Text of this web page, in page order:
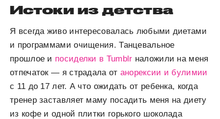
Истоки из детства
Я всегда живо интересовалась любыми диетами
и программами очищения. Танцевальное
прошлое и посиделки в Tumblr наложили на меня
отпечаток — я страдала от анорексии и булимии
с 11 до 17 лет. А что ожидать от ребенка, когда
тренер заставляет маму посадить меня на диету
из кофе и одной плитки горького шоколада